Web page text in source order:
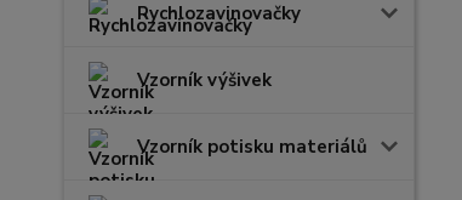
Rychlozavinovačky
Vzorník výšivek
Vzorník potisku materiálů